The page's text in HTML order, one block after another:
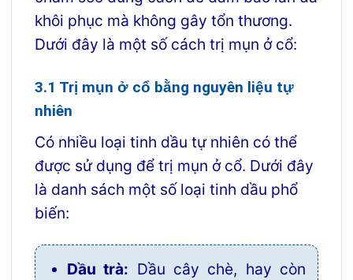
khôi phục mà không gây tổn thương.
Dưới đây là một số cách trị mụn ở cổ:
3.1 Trị mụn ở cổ bằng nguyên liệu tự
nhiên
Có nhiều loại tinh dầu tự nhiên có thể
được sử dụng để trị mụn ở cổ. Dưới đây
là danh sách một số loại tinh dầu phổ
biến:
Dầu trà: Dầu cây chè, hay còn